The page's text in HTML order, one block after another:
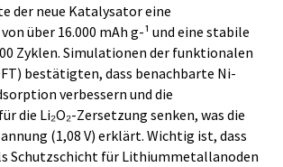
der neue Katalysator eine
über 16.000 mAh g-¹ und eine stabile
Zyklen. Simulationen der funktionalen
bestätigten, dass benachbarte Ni-
verbessern und die
die Li₂O₂-Zersetzung senken, was die
(1,08 V) erklärt. Wichtig ist, dass
Schutzschicht für Lithiummetallanoden